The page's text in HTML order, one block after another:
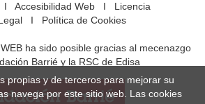
Accesibilidad WebI Licencia
I Política de Cookies
ha sido posible gracias al mecenazgo
Barrié y la RSC de Edisa
propias y de terceros para mejorar su
navega por este sitio web. Las cookies